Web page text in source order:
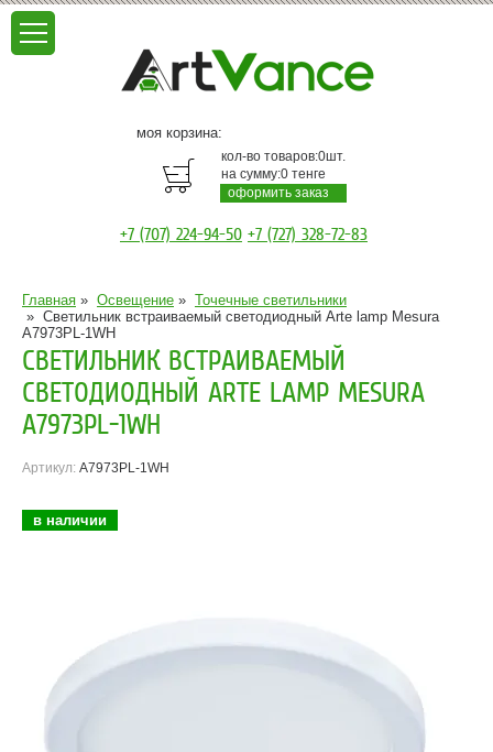
моя корзина:
кол-во товаров:0шт.
на сумму:0 тенге
оформить заказ
+7 (707) 224-94-50 +7 (727) 328-72-83
Главная » Освещение » Точечные светильники
» Светильник встраиваемый светодиодный Arte lamp Mesura
A7973PL-1WH
СВЕТИЛЬНИК ВСТРАИВАЕМЫЙ
СВЕТОДИОДНЫЙ ARTE LAMP MESURA
A7973PL-1WH
Артикул: A7973PL-1WH
в наличии